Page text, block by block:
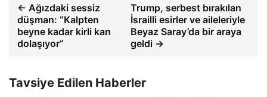
← Ağızdaki sessiz
düşman: “Kalpten
beyne kadar kirli kan
dolaşıyor”
Trump, serbest bırakılan
İsrailli esirler ve aileleriyle
Beyaz Saray’da bir araya
geldi →
Tavsiye Edilen Haberler